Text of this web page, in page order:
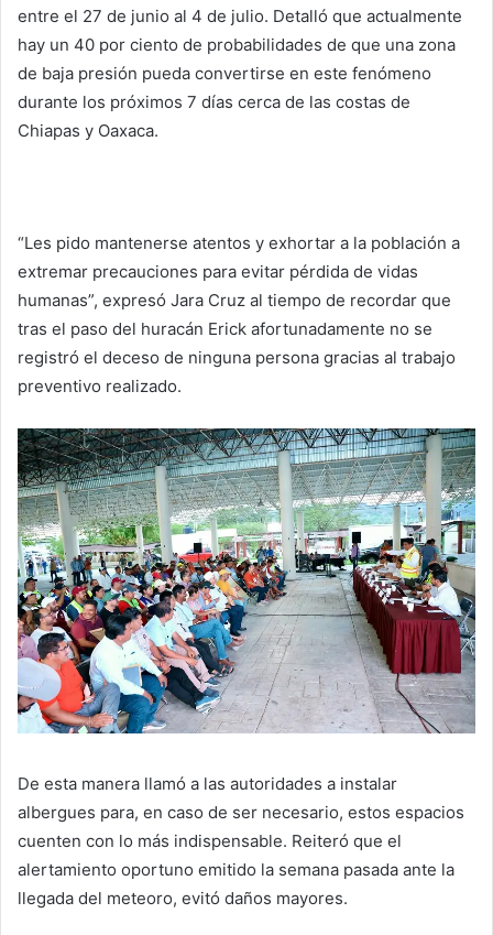
entre el 27 de junio al 4 de julio. Detalló que actualmente
hay un 40 por ciento de probabilidades de que una zona
de baja presión pueda convertirse en este fenómeno
durante los próximos 7 días cerca de las costas de
Chiapas y Oaxaca.
“Les pido mantenerse atentos y exhortar a la población a
extremar precauciones para evitar pérdida de vidas
humanas”, expresó Jara Cruz al tiempo de recordar que
tras el paso del huracán Erick afortunadamente no se
registró el deceso de ninguna persona gracias al trabajo
preventivo realizado.
De esta manera llamó a las autoridades a instalar
albergues para, en caso de ser necesario, estos espacios
cuenten con lo más indispensable. Reiteró que el
alertamiento oportuno emitido la semana pasada ante la
llegada del meteoro, evitó daños mayores.